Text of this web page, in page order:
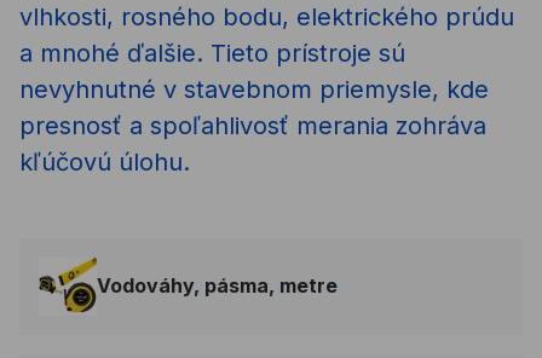
vlhkosti, rosného bodu, elektrického prúdu
a mnohé ďalšie. Tieto prístroje sú
nevyhnutné v stavebnom priemysle, kde
presnosť a spoľahlivosť merania zohráva
kľúčovú úlohu.
Vodováhy, pásma, metre